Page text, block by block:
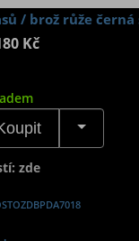
/ brož růže
Kč
zde